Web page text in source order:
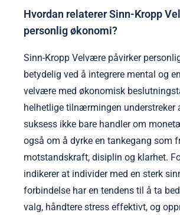
Hvordan relaterer Sinn-Kropp
personlig økonomi?
Sinn-Kropp Velvære påvirker
betydelig ved å integrere mental og
velvære med økonomisk
helhetlige tilnærmingen understreker
suksess ikke bare handler om
også om å dyrke en tankegang som
motstandskraft, disiplin og klarhet.
indikerer at individer med en sterk
forbindelse har en tendens til å ta
valg, håndtere stress effektivt, og